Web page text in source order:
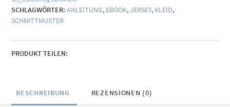
SCHLAGWÖRTER: ANLEITUNG, EBOOK,JERSEY, KLEID,
SCHNITTMUSTER
PRODUKT TEILEN:
BESCHREIBUNG REZENSIONEN (0)